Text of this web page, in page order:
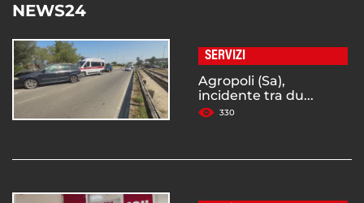
NEWS24
SERVIZI
Agropoli (Sa),
incidente tra du...
330